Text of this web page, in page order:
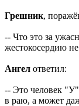
Грешник,
-- Что это за
жестокосердию
Ангел ответил:
-- Это человек
в раю, а может